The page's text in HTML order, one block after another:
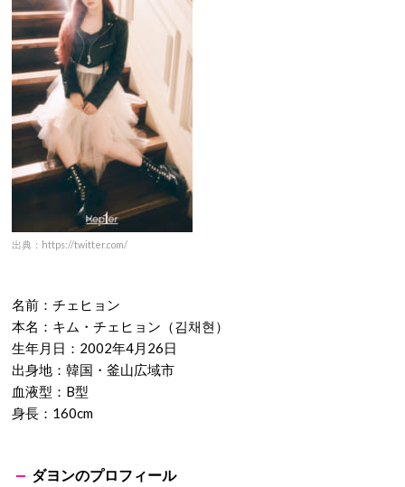
生年月日：1999年12月16日
出身地：日本・東京都
血液型：AB型
身長：157cm
チェヒョンのプロフィール
出典：https://twitter.com/